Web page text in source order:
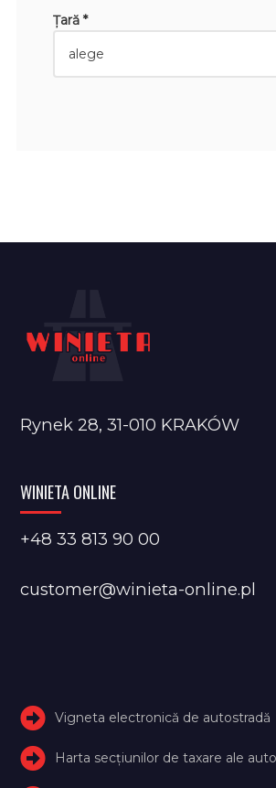
Țară *
Rynek 28, 31-010 KRAKÓW
WINIETA ONLINE
+48 33 813 90 00
customer@winieta-online.pl
Vigneta electronică de autostradă
Harta secțiunilor de taxare ale